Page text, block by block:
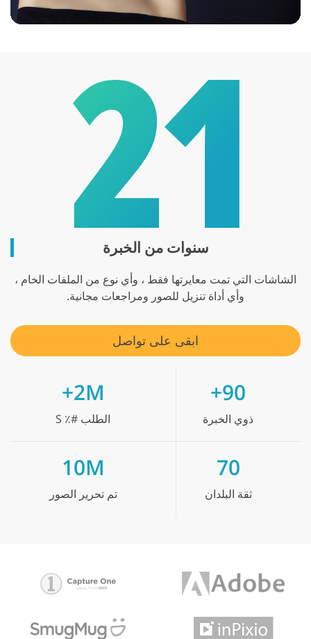
سنوات من الخبرة
الشاشات التي تمت معايرتها فقط ، وأي نوع من الملفات الخام ،
وأي أداة تنزيل للصور ومراجعات مجانية.
ابقى على تواصل
90+
ذوي الخبرة
2M+
الطلب #٪ S
70
ثقة البلدان
10M
تم تحرير الصور